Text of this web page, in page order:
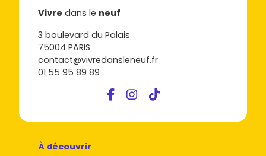
Vivre dans le neuf
3 boulevard du Palais
75004 PARIS
contact@vivredansleneuf.fr
01 55 95 89 89
À découvrir